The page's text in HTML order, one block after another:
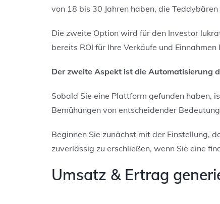
von 18 bis 30 Jahren haben, die Teddybären
Die zweite Option wird für den Investor
bereits ROI für Ihre Verkäufe und Einnahmen
Der zweite Aspekt ist die Automatisierung
Sobald Sie eine Plattform gefunden haben,
Bemühungen von entscheidender
Beginnen Sie zunächst mit der Einstellung,
zuverlässig zu erschließen, wenn Sie eine
Umsatz & Ertrag